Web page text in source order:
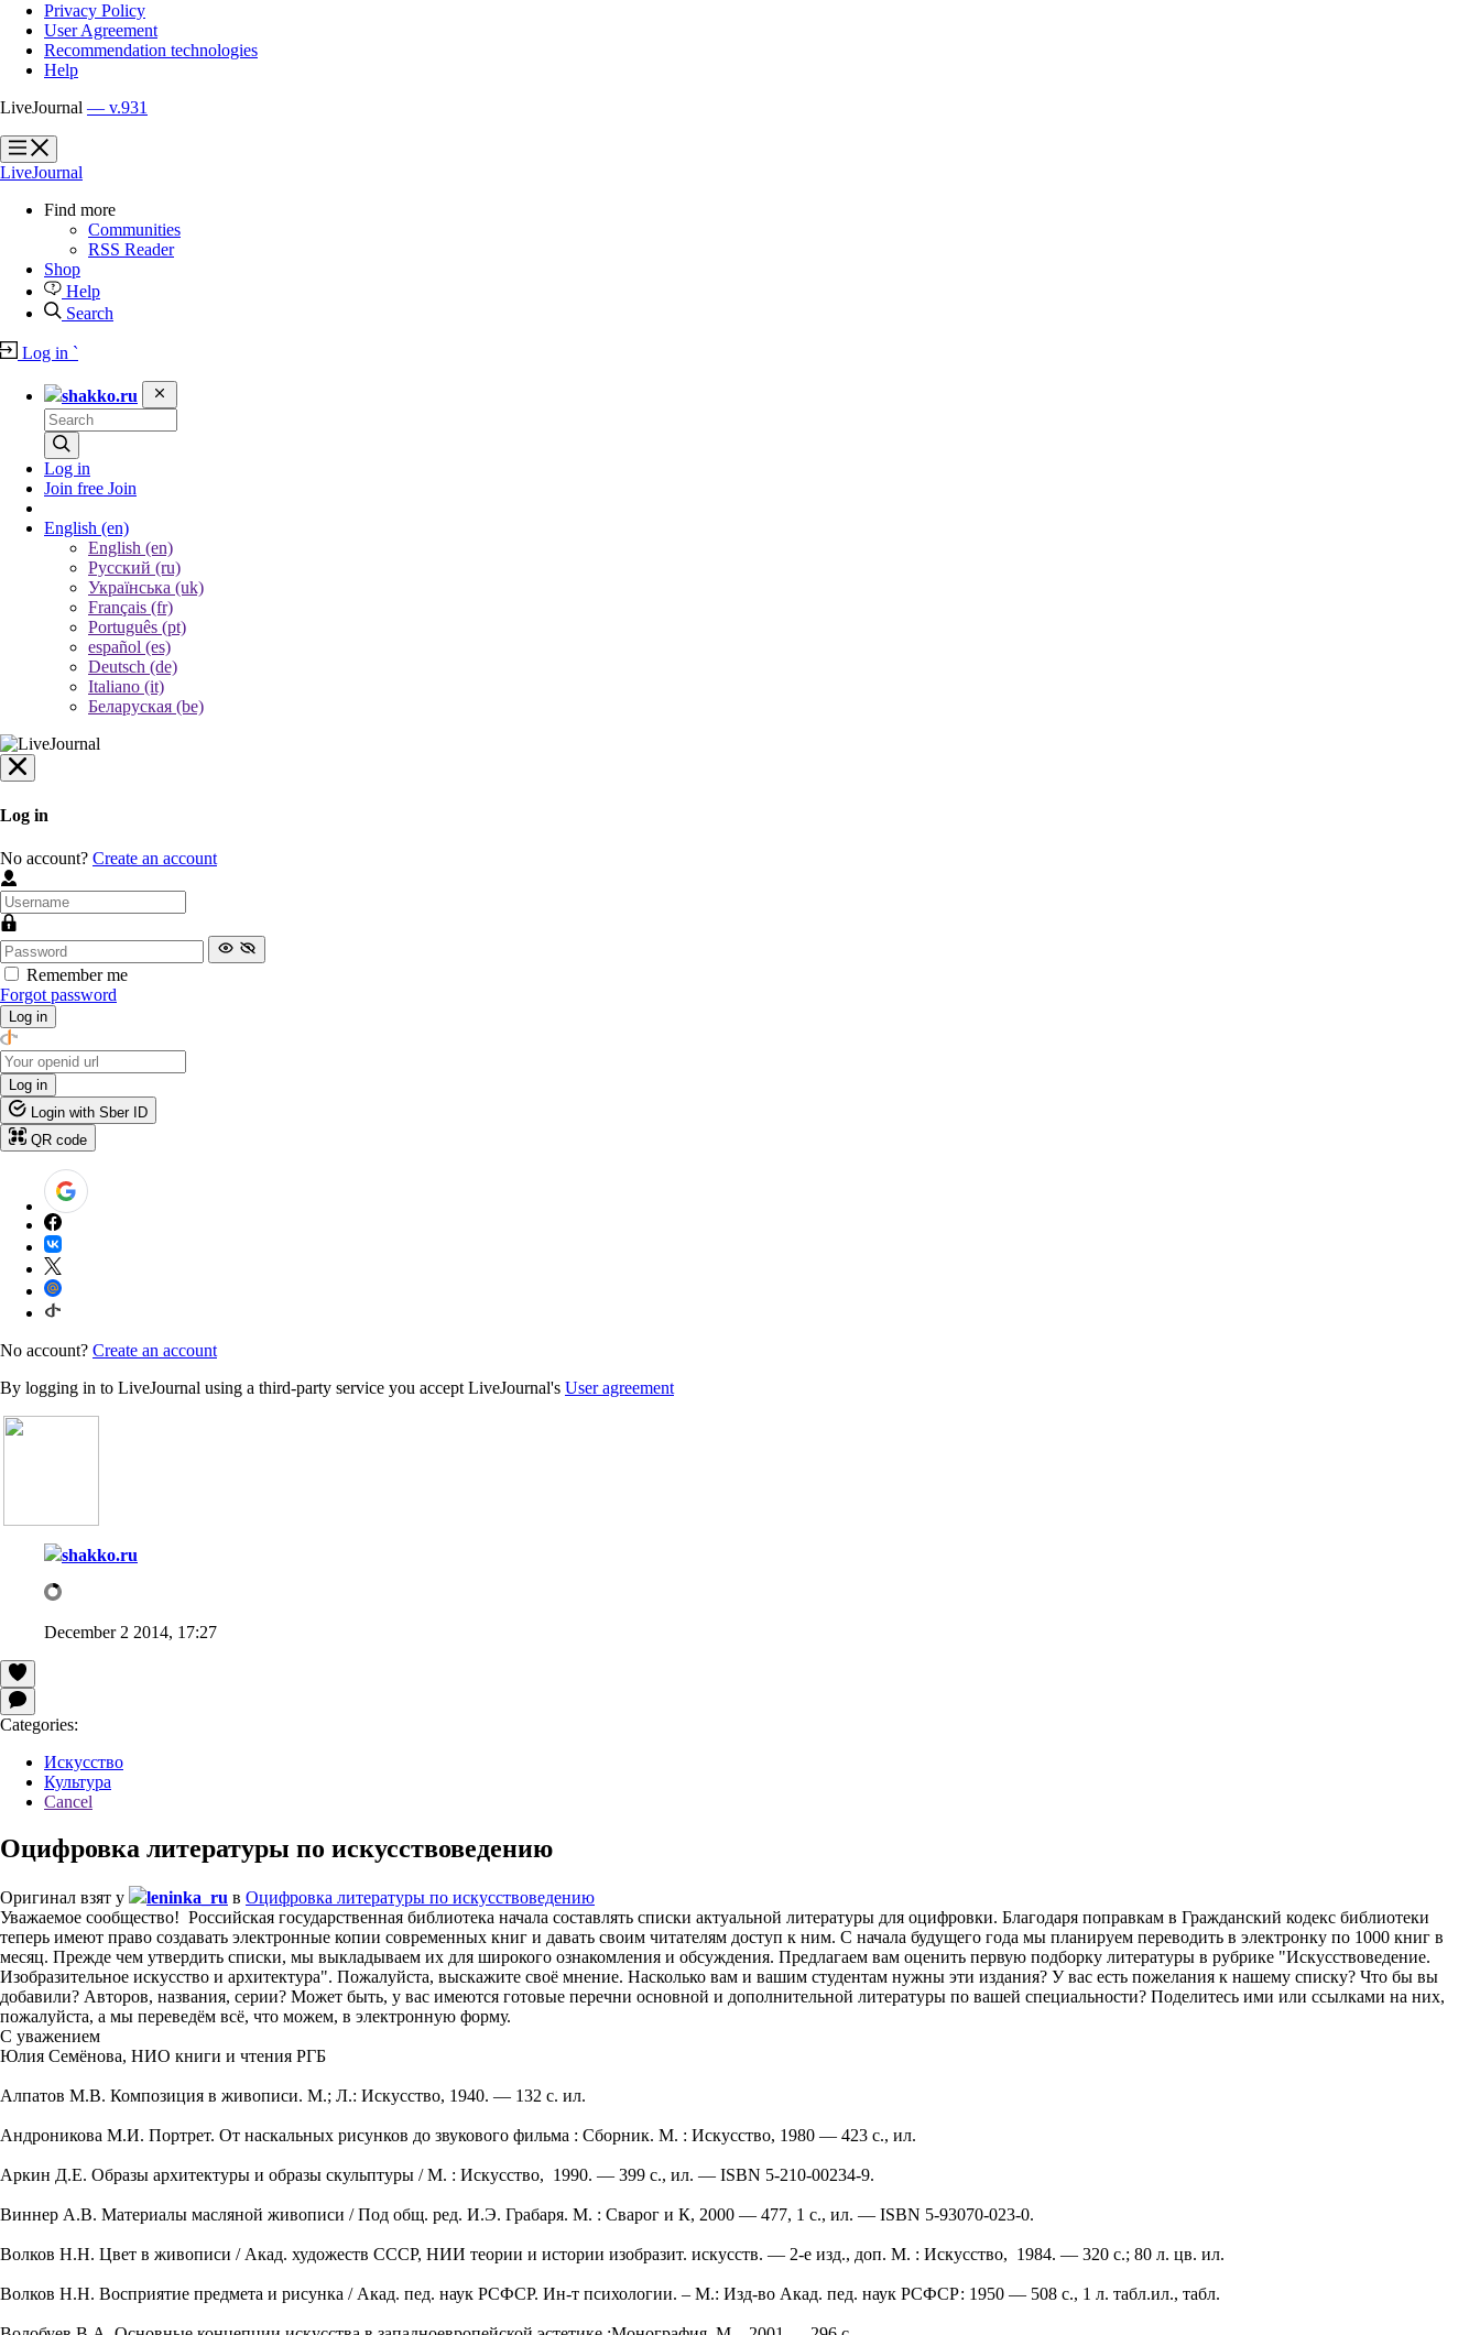
Privacy Policy
User Agreement
Recommendation technologies
Help
LiveJournal — v.931
?
?
LiveJournal
Find more
Communities
RSS Reader
Shop
Help
Search
Log in `
shakko.ru
Log in
Join free Join
English (en)
English (en)
Русский (ru)
Українська (uk)
Français (fr)
Português (pt)
español (es)
Deutsch (de)
Italiano (it)
Беларуская (be)
Log in
No account? Create an account
Remember me
Forgot password
Log in
Log in
Login with Sber ID
QR code
No account? Create an account
By logging in to LiveJournal using a third-party service you accept LiveJournal's User agreement
shakko.ru
December 2 2014, 17:27
Categories:
Искусство
Культура
Cancel
Оцифровка литературы по искусствоведению
Оригинал взят у leninka_ru в Оцифровка литературы по искусствоведению
Уважаемое сообщество! Российская государственная библиотека начала составлять списки актуальной литературы для оцифровки. Благодаря поправкам в Гражданский кодекс библиотеки
теперь имеют право создавать электронные копии современных книг и давать своим читателям доступ к ним. С начала будущего года мы планируем переводить в электронку по 1000 книг в
месяц. Прежде чем утвердить списки, мы выкладываем их для широкого ознакомления и обсуждения. Предлагаем вам оценить первую подборку литературы в рубрике "Искусствоведение.
Изобразительное искусство и архитектура". Пожалуйста, выскажите своё мнение. Насколько вам и вашим студентам нужны эти издания? У вас есть пожелания к нашему списку? Что бы вы
добавили? Авторов, названия, серии? Может быть, у вас имеются готовые перечни основной и дополнительной литературы по вашей специальности? Поделитесь ими или ссылками на них,
пожалуйста, а мы переведём всё, что можем, в электронную форму.
С уважением
Юлия Семёнова, НИО книги и чтения РГБ
Алпатов М.В. Композиция в живописи. М.; Л.: Искусство, 1940. — 132 с. ил.
Андроникова М.И. Портрет. От наскальных рисунков до звукового фильма : Сборник. М. : Искусство, 1980 — 423 с., ил.
Аркин Д.Е. Образы архитектуры и образы скульптуры / М. : Искусство, 1990. — 399 с., ил. — ISBN 5-210-00234-9.
Виннер А.В. Материалы масляной живописи / Под общ. ред. И.Э. Грабаря. М. : Сварог и К, 2000 — 477, 1 с., ил. — ISBN 5-93070-023-0.
Волков Н.Н. Цвет в живописи / Акад. художеств СССР, НИИ теории и истории изобразит. искусств. — 2-е изд., доп. М. : Искусство, 1984. — 320 с.; 80 л. цв. ил.
Волков Н.Н. Восприятие предмета и рисунка / Акад. пед. наук РСФСР. Ин-т психологии. – М.: Изд-во Акад. пед. наук РСФСР: 1950 — 508 с., 1 л. табл.ил., табл.